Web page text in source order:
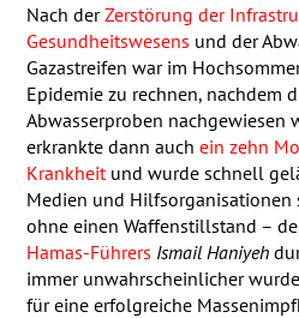
Nach derZerstörung der
Gesundheitswesens und der
Gazastreifen war im
Epidemie zu rechnen, nachdem
Abwasserproben nachgewiesen
erkrankte dann auch ein zehn
Krankheitund wurde schnell
Medien und Hilfsorganisationen
ohne einen Waffenstillstand –
Hamas-Führers Ismail Haniyeh
immer unwahrscheinlicher
für eine erfolgreiche